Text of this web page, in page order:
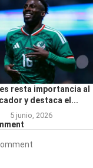
resta importancia al
y destaca el...
5 junio, 2026